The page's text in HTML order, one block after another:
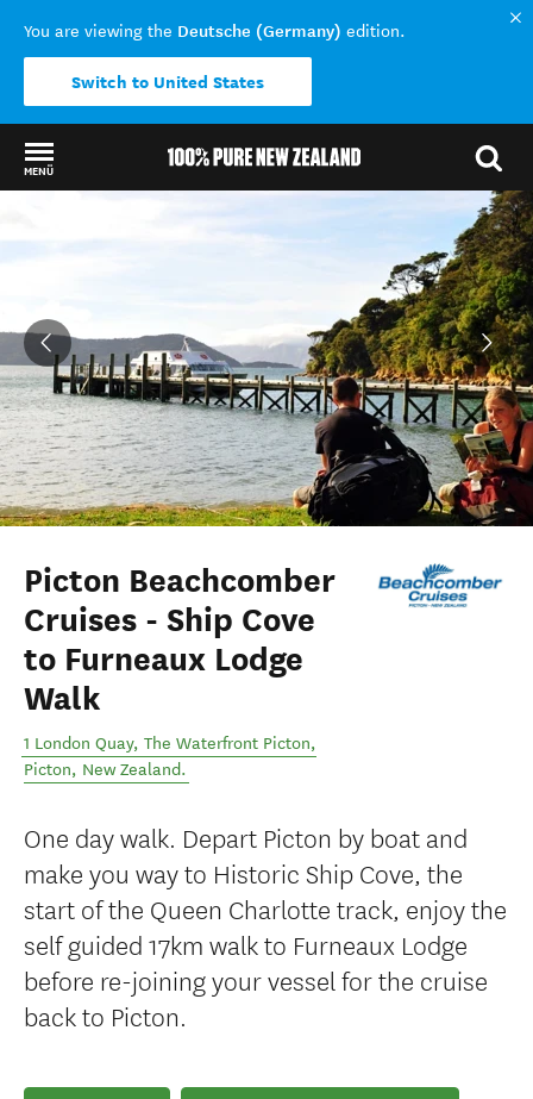
You are viewing the Deutsche (Germany) edition.
Switch to United States
MENÜ
Picton Beachcomber
Cruises - Ship Cove
to Furneaux Lodge
Walk
1 London Quay, The Waterfront Picton,
Picton, New Zealand.
One day walk. Depart Picton by boat and
make you way to Historic Ship Cove, the
start of the Queen Charlotte track, enjoy the
self guided 17km walk to Furneaux Lodge
before re-joining your vessel for the cruise
back to Picton.